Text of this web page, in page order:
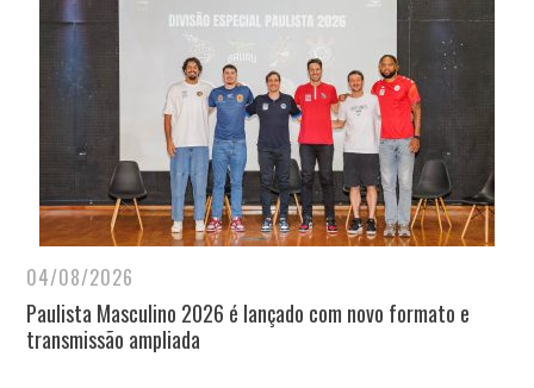
04/08/2026
Paulista Masculino 2026 é lançado com novo formato e
transmissão ampliada